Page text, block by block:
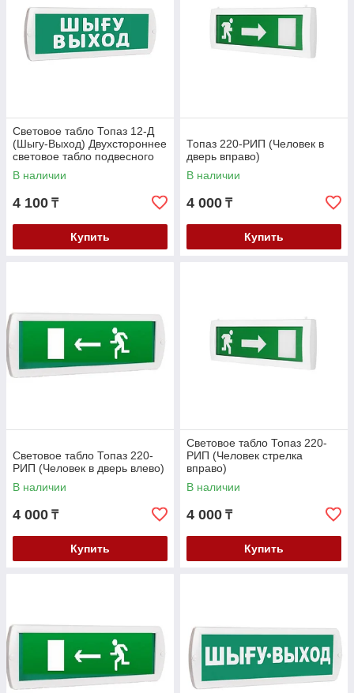
Световое табло Топаз 12-Д
(Шыгу-Выход) Двухстороннее
световое табло подвесного
крепления
В наличии
4 100 ₸
Купить
Топаз 220-РИП (Человек в
дверь вправо)
В наличии
4 000 ₸
Купить
Световое табло Топаз 220-
РИП (Человек в дверь влево)
В наличии
4 000 ₸
Купить
Световое табло Топаз 220-
РИП (Человек стрелка
вправо)
В наличии
4 000 ₸
Купить